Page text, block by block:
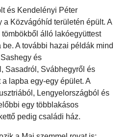
és Kendelényi Péter
a Közvágóhíd területén épült. A
álló lakóegyüttest
be. A további hazai példák mind
és
Sasadról, Svábhegyről és
lapba egy-egy épület. A
Lengyelországból és
egy többlakásos
pedig családi ház.